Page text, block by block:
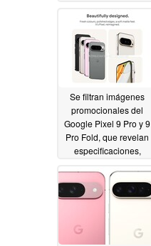
Se filtran imágenes
promocionales del
Google Pixel 9 Pro y 9
Pro Fold, que revelan
especificaciones,
antes de su
lanzamiento 07/25/2024